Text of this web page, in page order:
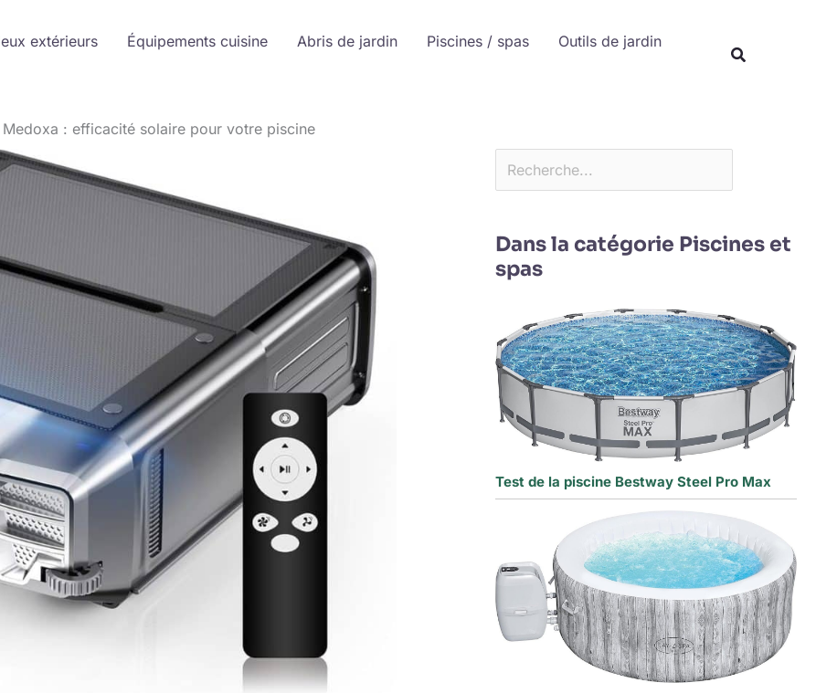
extérieurs Équipements cuisine Abris de jardin Piscines / spas
Outils de jardin
: efficacité solaire pour votre piscine
Dans la catégorie Piscines et
spas
Test de la piscine Bestway Steel Pro Max